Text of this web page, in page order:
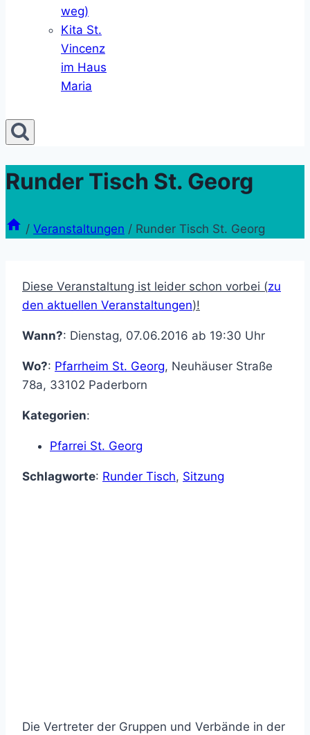
weg)
Kita St.
Vincenz
im Haus
Maria
Runder Tisch St. Georg
/ Veranstaltungen / Runder Tisch St. Georg
Diese Veranstaltung ist leider schon vorbei (zu
den aktuellen Veranstaltungen)!
Wann?: Dienstag, 07.06.2016 ab 19:30 Uhr
Wo?: Pfarrheim St. Georg, Neuhäuser Straße
78a, 33102 Paderborn
Kategorien:
Pfarrei St. Georg
Schlagworte: Runder Tisch, Sitzung
Die Vertreter der Gruppen und Verbände in der